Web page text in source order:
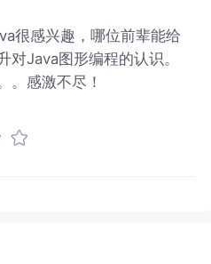
很感兴趣，哪位前辈能给
对Java图形编程的认识。
。感激不尽！